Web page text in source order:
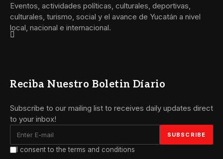
Eventos, actividades políticas, culturales, deportivas,
culturales, turismo, social y el avance de Yucatán a nivel
local, nacional e internacional.
Reciba Nuestro Boletin Díario
Subscribe to our mailing list to receives daily updates direct
to your inbox!
I consent to the terms and conditions